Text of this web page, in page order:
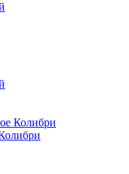
Колибри